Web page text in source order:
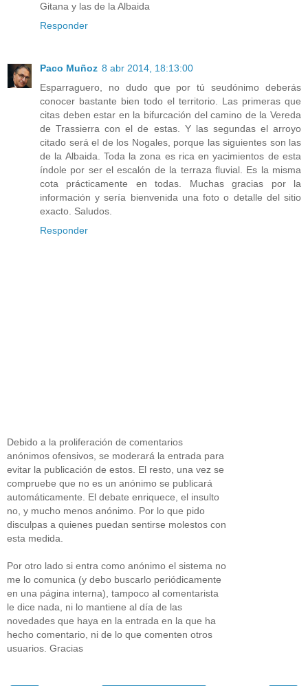
Gitana y las de la Albaida
Responder
Paco Muñoz 8 abr 2014, 18:13:00
Esparraguero, no dudo que por tú seudónimo deberás
conocer bastante bien todo el territorio. Las primeras que
citas deben estar en la bifurcación del camino de la Vereda
de Trassierra con el de estas. Y las segundas el arroyo
citado será el de los Nogales, porque las siguientes son las
de la Albaida. Toda la zona es rica en yacimientos de esta
índole por ser el escalón de la terraza fluvial. Es la misma
cota prácticamente en todas. Muchas gracias por la
información y sería bienvenida una foto o detalle del sitio
exacto. Saludos.
Responder
Debido a la proliferación de comentarios
anónimos ofensivos, se moderará la entrada para
evitar la publicación de estos. El resto, una vez se
compruebe que no es un anónimo se publicará
automáticamente. El debate enriquece, el insulto
no, y mucho menos anónimo. Por lo que pido
disculpas a quienes puedan sentirse molestos con
esta medida.
Por otro lado si entra como anónimo el sistema no
me lo comunica (y debo buscarlo periódicamente
en una página interna), tampoco al comentarista
le dice nada, ni lo mantiene al día de las
novedades que haya en la entrada en la que ha
hecho comentario, ni de lo que comenten otros
usuarios. Gracias